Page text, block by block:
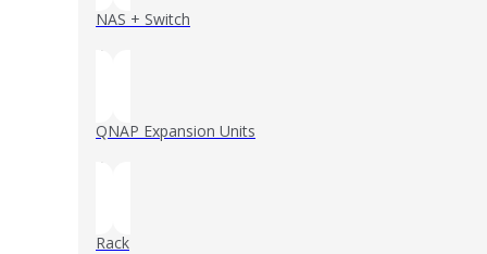
NAS + Switch
()
QNAP Expansion Units
()
Rack